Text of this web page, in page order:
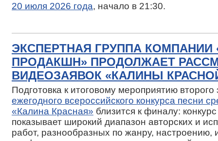
20 июля 2026 года, начало в 21:30.
ЭКСПЕРТНАЯ ГРУППА КОМПАНИИ
ПРОДАКШН» ПРОДОЛЖАЕТ
ВИДЕОЗАЯВОК «КАЛИНЫ
Подготовка к итоговому мероприятию
ежегодного всероссийского конкурса песни
«Калина Красная» близится к финалу:
показывает широкий диапазон авторских и
работ, разнообразных по жанру, настроению,